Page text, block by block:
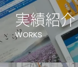
実績紹介
WORKS